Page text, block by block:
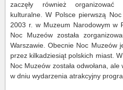
zaczęły również organizować
kulturalne. W Polsce pierwszą
2003 r. w Muzeum Narodowym w
Noc Muzeów została
Warszawie. Obecnie Noc Muzeów
przez kilkadziesiąt polskich miast.
Noc Muzeów została odwołana,
w dniu wydarzenia atrakcyjny